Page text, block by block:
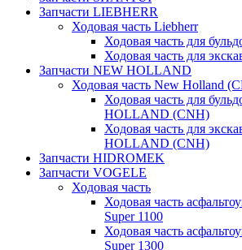
Запчасти LIEBHERR
Ходовая часть Liebherr
Ходовая часть для
Ходовая часть для
Запчасти NEW HOLLAND
Ходовая часть New Holland
Ходовая часть для
HOLLAND (CNH)
Ходовая часть для
HOLLAND (CNH)
Запчасти HIDROMEK
Запчасти VOGELE
Ходовая часть
Ходовая часть
Super 1100
Ходовая часть
Super 1300